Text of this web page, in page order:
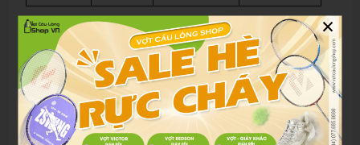
Nếu ưu tiên:
Đánh đôi kiểm soát → Astrox 88S Pro
Smash mạnh → Astrox 88D Pro
Điều cầu mềm tay → Arcsaber 11 Pro
×